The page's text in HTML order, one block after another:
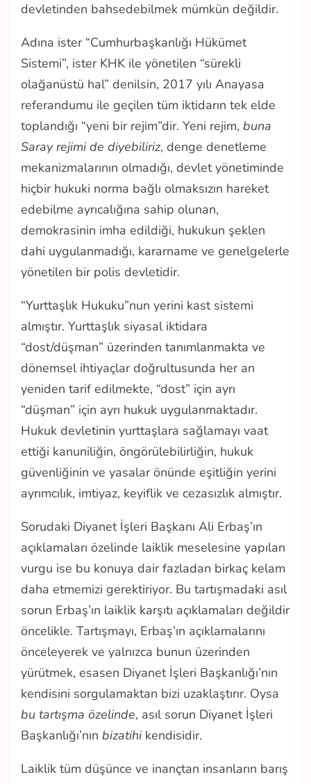
devletinden bahsedebilmek mümkün değildir.
Adına ister “Cumhurbaşkanlığı Hükümet
Sistemi”, ister KHK ile yönetilen “sürekli
olağanüstü hal” denilsin, 2017 yılı Anayasa
referandumu ile geçilen tüm iktidarın tek elde
toplandığı “yeni bir rejim”dir. Yeni rejim, buna
Saray rejimi de diyebiliriz, denge denetleme
mekanizmalarının olmadığı, devlet yönetiminde
hiçbir hukuki norma bağlı olmaksızın hareket
edebilme ayrıcalığına sahip olunan,
demokrasinin imha edildiği, hukukun şeklen
dahi uygulanmadığı, kararname ve genelgelerle
yönetilen bir polis devletidir.
“Yurttaşlık Hukuku”nun yerini kast sistemi
almıştır. Yurttaşlık siyasal iktidara
“dost/düşman” üzerinden tanımlanmakta ve
dönemsel ihtiyaçlar doğrultusunda her an
yeniden tarif edilmekte, “dost” için ayrı
“düşman” için ayrı hukuk uygulanmaktadır.
Hukuk devletinin yurttaşlara sağlamayı vaat
ettiği kanuniliğin, öngörülebilirliğin, hukuk
güvenliğinin ve yasalar önünde eşitliğin yerini
ayrımcılık, imtiyaz, keyiflik ve cezasızlık almıştır.
Sorudaki Diyanet İşleri Başkanı Ali Erbaş’ın
açıklamaları özelinde laiklik meselesine yapılan
vurgu ise bu konuya dair fazladan birkaç kelam
daha etmemizi gerektiriyor. Bu tartışmadaki asıl
sorun Erbaş’ın laiklik karşıtı açıklamaları değildir
öncelikle. Tartışmayı, Erbaş’ın açıklamalarını
önceleyerek ve yalnızca bunun üzerinden
yürütmek, esasen Diyanet İşleri Başkanlığı’nın
kendisini sorgulamaktan bizi uzaklaştırır. Oysa
bu tartışma özelinde, asıl sorun Diyanet İşleri
Başkanlığı’nın bizatihi kendisidir.
Laiklik tüm düşünce ve inançtan insanların barış